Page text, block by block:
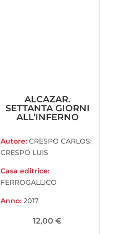
ALCAZAR.
SETTANTA GIORNI
ALL’INFERNO
Autore:CRESPO CARLOS;
CRESPO LUIS
Casa editrice:
FERROGALLICO
Anno:2017
12,00 €